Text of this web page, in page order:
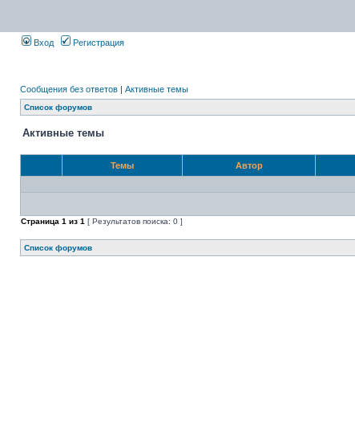
Вход Регистрация
Сообщения без ответов | Активные темы
Список форумов
Активные темы
Темы Автор
Страница 1 из 1 [ Результатов поиска: 0 ]
Список форумов